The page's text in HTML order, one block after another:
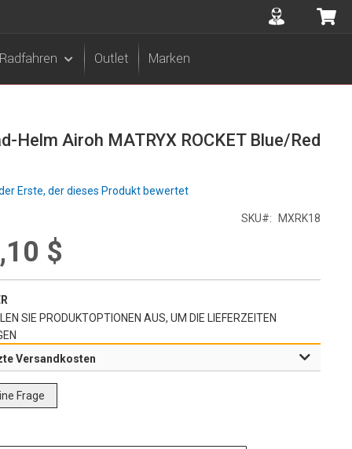
Accuont
Radfahren Outlet Marken
Helm Airoh MATRYX ROCKET Blue/Red
Erste, der dieses Produkt bewertet
$
SKU MXRK18
SIE PRODUKTOPTIONEN AUS, UM DIE LIEFERZEITEN
Versandkosten
Frage